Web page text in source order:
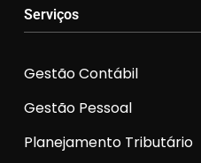
Serviços
Gestão Contábil
Gestão Pessoal
Planejamento Tributário